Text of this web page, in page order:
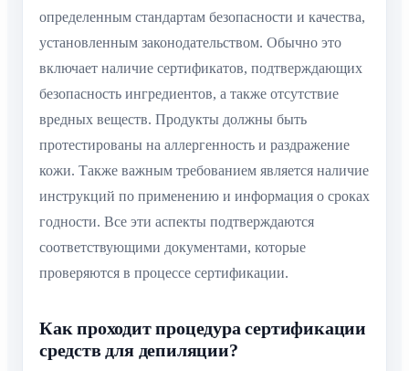
определенным стандартам безопасности и качества,
установленным законодательством. Обычно это
включает наличие сертификатов, подтверждающих
безопасность ингредиентов, а также отсутствие
вредных веществ. Продукты должны быть
протестированы на аллергенность и раздражение
кожи. Также важным требованием является наличие
инструкций по применению и информация о сроках
годности. Все эти аспекты подтверждаются
соответствующими документами, которые
проверяются в процессе сертификации.
Как проходит процедура сертификации
средств для депиляции?